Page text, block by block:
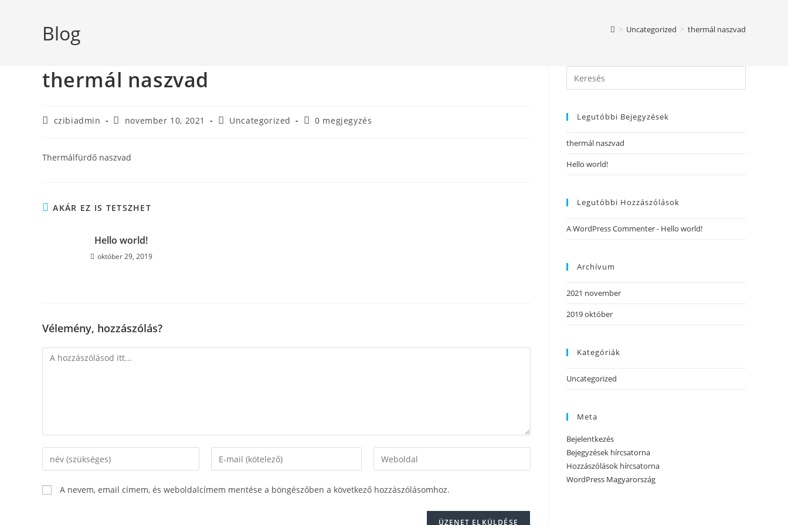
Blog > Uncategorized > thermál naszvad
thermál naszvad
czibiadmin november 10, 2021 Uncategorized 0 megjegyzés
Thermálfürdő naszvad
AKÁR EZ IS TETSZHET
Hello world!
október 29, 2019
Vélemény, hozzászólás?
A nevem, email címem, és weboldalcímem mentése a böngészőben a következő hozzászólásomhoz.
Legutóbbi Bejegyzések
thermál naszvad
Hello world!
Legutóbbi Hozzászólások
A WordPress Commenter- Hello world!
Archívum
2021 november
2019 október
Kategóriák
Uncategorized
Meta
Bejelentkezés
Bejegyzések hírcsatorna
Hozzászólások hírcsatorna
WordPress Magyarország